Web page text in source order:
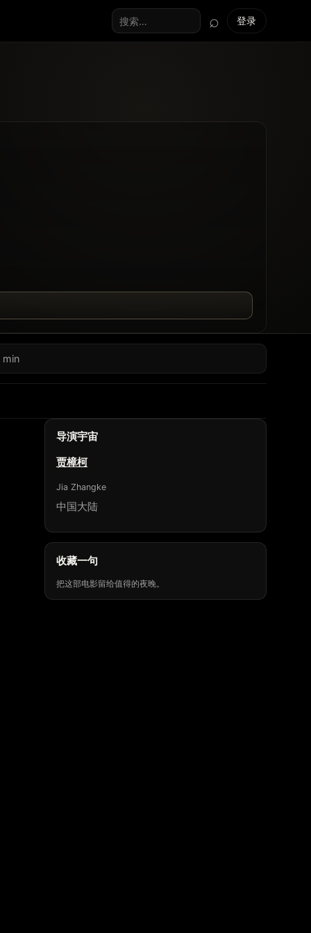
搜索全站
⌕ 登录
min
导演宇宙
贾樟柯
Jia Zhangke
中国大陆
收藏一句
把这部电影留给值得的夜晚。